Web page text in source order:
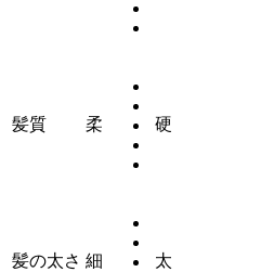
髪質 柔 硬
髪の太さ 細 太